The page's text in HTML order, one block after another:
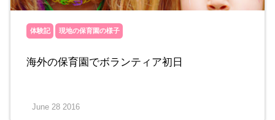
体験記 現地の保育園の様子
海外の保育園でボランティア初日
June 28 2016